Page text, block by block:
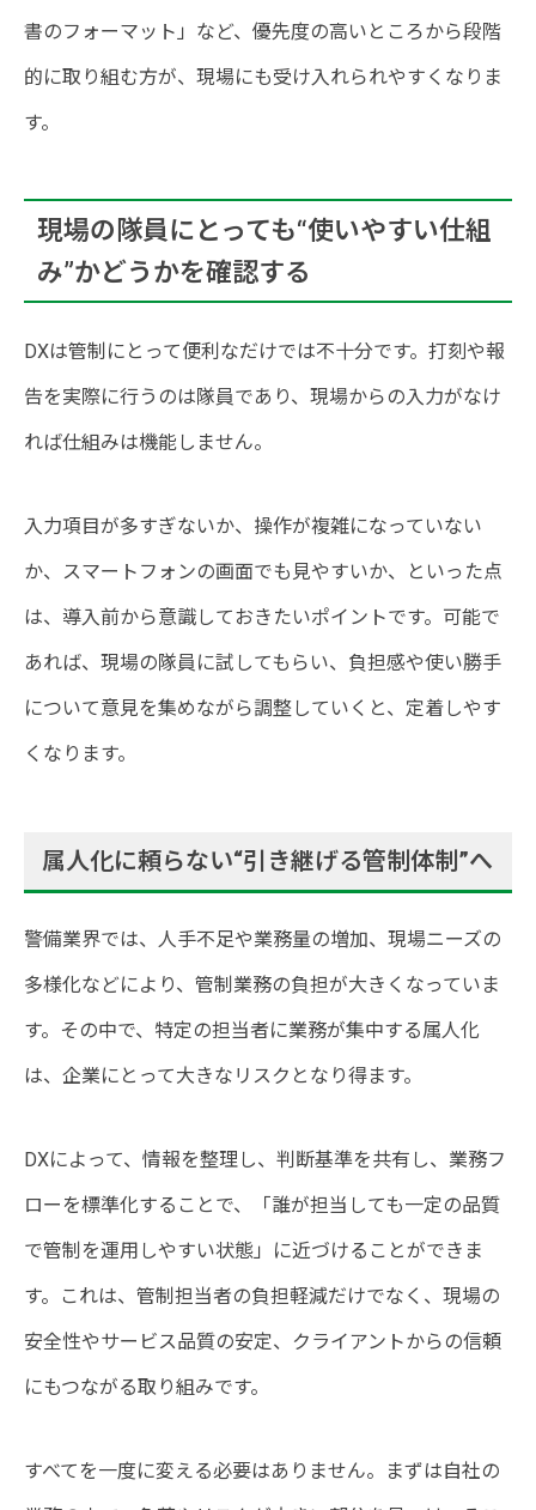
書のフォーマット」など、優先度の高いところから段階
的に取り組む方が、現場にも受け入れられやすくなりま
す。
現場の隊員にとっても“使いやすい仕組
み”かどうかを確認する
DXは管制にとって便利なだけでは不十分です。打刻や報
告を実際に行うのは隊員であり、現場からの入力がなけ
れば仕組みは機能しません。
入力項目が多すぎないか、操作が複雑になっていない
か、スマートフォンの画面でも見やすいか、といった点
は、導入前から意識しておきたいポイントです。可能で
あれば、現場の隊員に試してもらい、負担感や使い勝手
について意見を集めながら調整していくと、定着しやす
くなります。
属人化に頼らない“引き継げる管制体制”へ
警備業界では、人手不足や業務量の増加、現場ニーズの
多様化などにより、管制業務の負担が大きくなっていま
す。その中で、特定の担当者に業務が集中する属人化
は、企業にとって大きなリスクとなり得ます。
DXによって、情報を整理し、判断基準を共有し、業務フ
ローを標準化することで、「誰が担当しても一定の品質
で管制を運用しやすい状態」に近づけることができま
す。これは、管制担当者の負担軽減だけでなく、現場の
安全性やサービス品質の安定、クライアントからの信頼
にもつながる取り組みです。
すべてを一度に変える必要はありません。まずは自社の